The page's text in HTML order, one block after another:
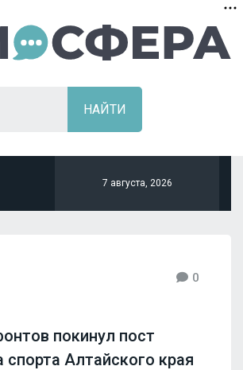
7 августа, 2026
0
покинул пост
спорта Алтайского края